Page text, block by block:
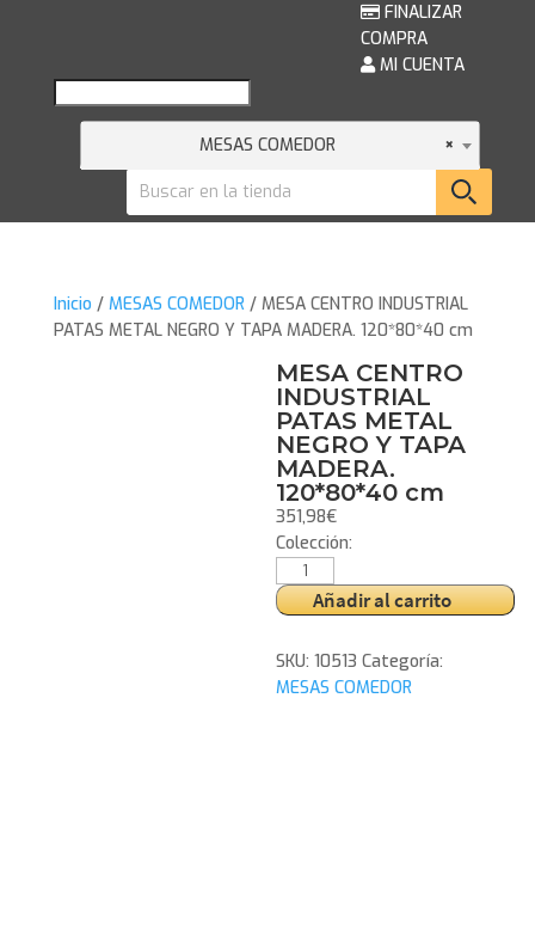
FINALIZAR
COMPRA
MI CUENTA
×
MESAS COMEDOR
Inicio / MESAS COMEDOR/ MESA CENTRO INDUSTRIAL
PATAS METAL NEGRO Y TAPA MADERA. 120*80*40 cm
MESA CENTRO
INDUSTRIAL
PATAS METAL
NEGRO Y TAPA
MADERA.
120*80*40 cm
351,98€
Colección:
MESA
CENTRO
INDUSTRIAL
METAL
NEGRO
Añadir al carrito
SKU:10513 Categoría:
MESAS COMEDOR